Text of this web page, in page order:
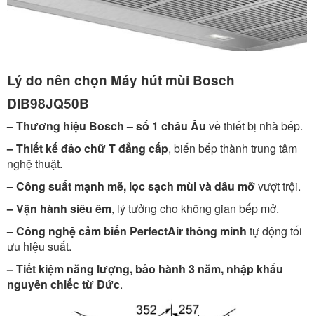
Lý do nên chọn Máy hút mùi Bosch
DIB98JQ50B
– Thương hiệu Bosch – số 1 châu Âu về thiết bị nhà bếp.
– Thiết kế đảo chữ T đẳng cấp, biến bếp thành trung tâm
nghệ thuật.
– Công suất mạnh mẽ, lọc sạch mùi và dầu mỡvượt trội.
– Vận hành siêu êm, lý tưởng cho không gian bếp mở.
– Công nghệ cảm biến PerfectAir thông minh tự động tối
ưu hiệu suất.
– Tiết kiệm năng lượng, bảo hành 3 năm, nhập khẩu
nguyên chiếc từ Đức.